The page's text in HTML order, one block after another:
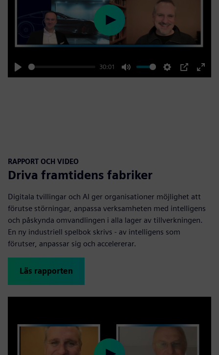
Play
30:01
Mute Settings
PIP
Enter
Play
RAPPORT OCH VIDEO
Driva framtidens fabriker
Digitala tvillingar och AI ger organisationer möjlighet att
förutse störningar, anpassa verksamheten med intelligens
och påskynda omvandlingen i alla lager av tillverkningen.
En ny industriell spelbok skrivs - av intelligens som
förutser, anpassar sig och accelererar.
Läs rapporten